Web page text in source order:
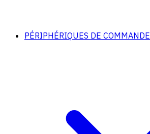
PÉRIPHÉRIQUES DE COMMANDE